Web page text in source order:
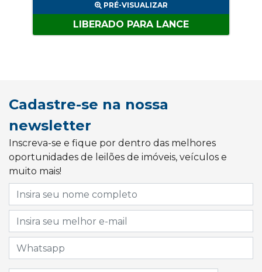
PRÉ-VISUALIZAR
LIBERADO PARA LANCE
Cadastre-se na nossa
newsletter
Inscreva-se e fique por dentro das melhores
oportunidades de leilões de imóveis, veículos e
muito mais!